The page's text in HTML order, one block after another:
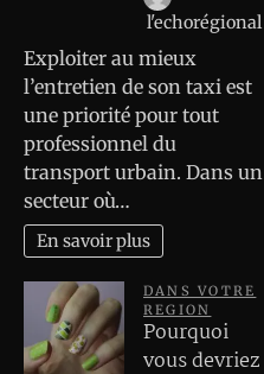
l'echorégional
Exploiter au mieux
l’entretien de son taxi est
une priorité pour tout
professionnel du
transport urbain. Dans un
secteur où…
En savoir plus
DANS VOTRE
REGION
Pourquoi
vous devriez